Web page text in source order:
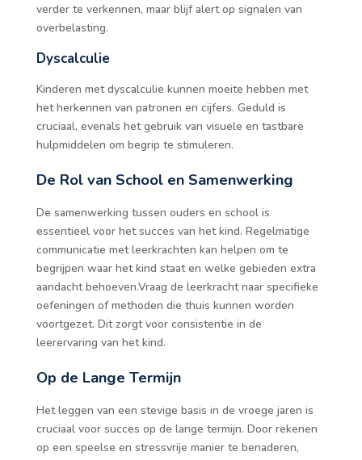
verder te verkennen, maar blijf alert op signalen van
overbelasting.
Dyscalculie
Kinderen met dyscalculie kunnen moeite hebben met
het herkennen van patronen en cijfers. Geduld is
cruciaal, evenals het gebruik van visuele en tastbare
hulpmiddelen om begrip te stimuleren.
De Rol van School en Samenwerking
De samenwerking tussen ouders en school is
essentieel voor het succes van het kind. Regelmatige
communicatie met leerkrachten kan helpen om te
begrijpen waar het kind staat en welke gebieden extra
aandacht behoeven.Vraag de leerkracht naar specifieke
oefeningen of methoden die thuis kunnen worden
voortgezet. Dit zorgt voor consistentie in de
leerervaring van het kind.
Op de Lange Termijn
Het leggen van een stevige basis in de vroege jaren is
cruciaal voor succes op de lange termijn. Door rekenen
op een speelse en stressvrije manier te benaderen,